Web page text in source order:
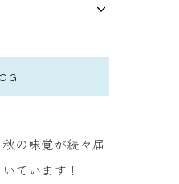
秋の味覚が続々届
いています！